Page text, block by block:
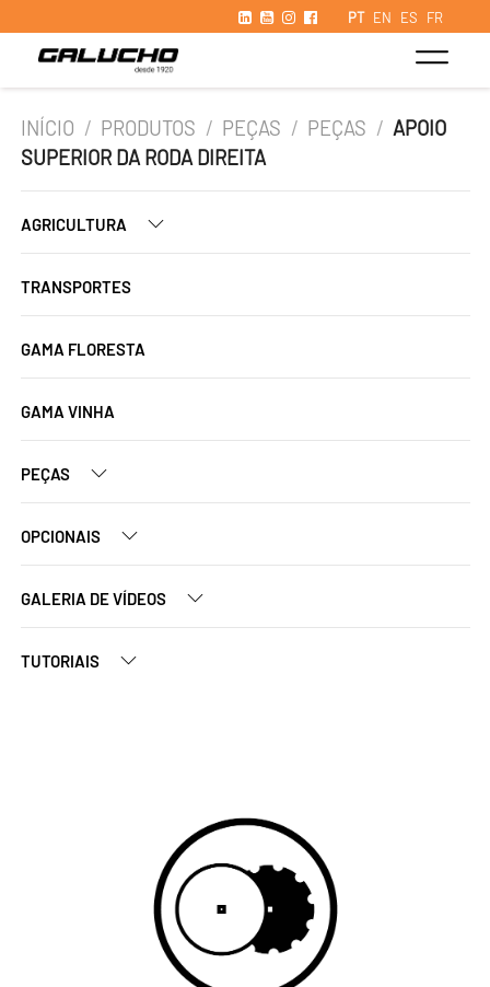
PT EN ES FR
INÍCIO / PRODUTOS / PEÇAS / PEÇAS / APOIO
SUPERIOR DA RODA DIREITA
AGRICULTURA
TRANSPORTES
GAMA FLORESTA
GAMA VINHA
PEÇAS
OPCIONAIS
GALERIA DE VÍDEOS
TUTORIAIS